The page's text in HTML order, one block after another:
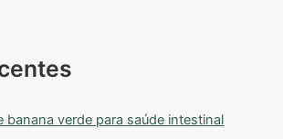
banana verde para saúde intestinal